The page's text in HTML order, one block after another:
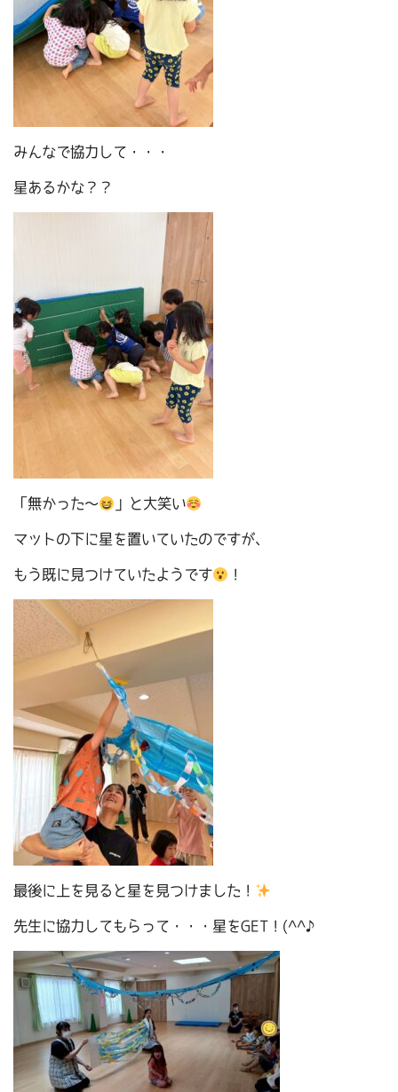
みんなで協力して・・・
星あるかな？？
「無かった～ 」と大笑い
マットの下に星を置いていたのですが、
もう既に見つけていたようです ！
最後に上を見ると星を見つけました！
先生に協力してもらって・・・星をGET！(^^♪